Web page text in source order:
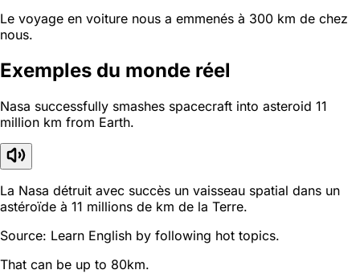
Le voyage en voiture nous a emmenés à 300 km de chez
nous.
Exemples du monde réel
Nasa successfully smashes spacecraft into asteroid 11
million km from Earth.
La Nasa détruit avec succès un vaisseau spatial dans un
astéroïde à 11 millions de km de la Terre.
Source: Learn English by following hot topics.
That can be up to 80km.